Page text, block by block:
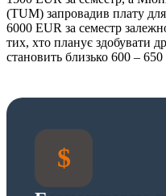
(TUM) запровадив плату
6000 EUR за семестр
тих, хто планує здобувати
становить близько 600 –
$